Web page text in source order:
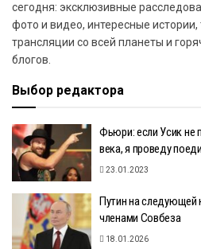
сегодня: эксклюзивные
фото и видео, интересные
трансляции со всей планеты и
блогов.
Выбор редактора
Фьюри: если Усик не
века, я проведу
23.01.2023
Путин на следующей
членами Совбеза
18.01.2026